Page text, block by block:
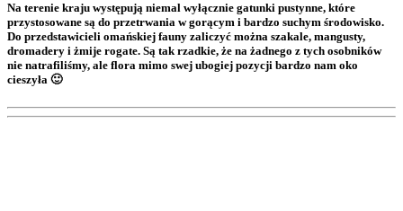
Na terenie kraju występują niemal wyłącznie gatunki pustynne, które
przystosowane są do przetrwania w gorącym i bardzo suchym środowisko.
Do przedstawicieli omańskiej fauny zaliczyć można szakale, mangusty,
dromadery i żmije rogate. Są tak rzadkie, że na żadnego z tych osobników
nie natrafiliśmy, ale flora mimo swej ubogiej pozycji bardzo nam oko
cieszyła 🙂